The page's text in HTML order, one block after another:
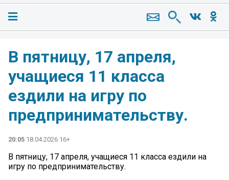
В пятницу, 17 апреля,
учащиеся 11 класса
ездили на игру по
предпринимательству.
20:05 18.04.2026 16+
В пятницу, 17 апреля, учащиеся 11 класса ездили на
игру по предпринимательству.